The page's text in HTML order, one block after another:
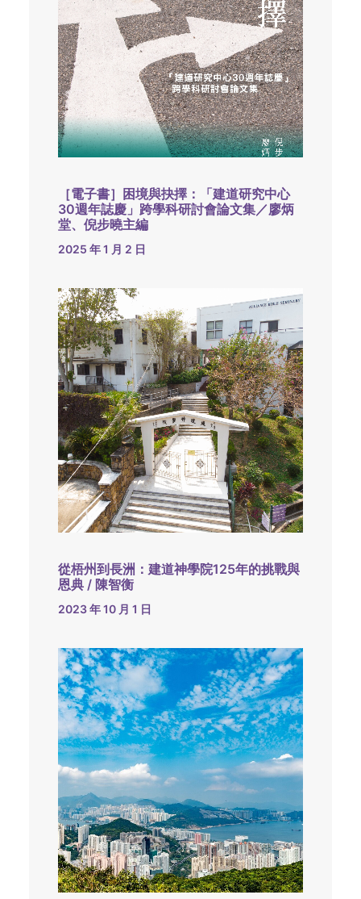
［電子書］困境與抉擇：「建道研究中心
30週年誌慶」跨學科研討會論文集／廖炳
堂、倪步曉主編
2025 年 1 月 2 日
從梧州到長洲：建道神學院125年的挑戰與
恩典 / 陳智衡
2023 年 10 月 1 日